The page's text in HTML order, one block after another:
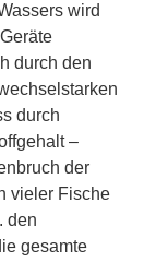
wird
durch den
durch
–
der
vieler Fische
den
gesamte